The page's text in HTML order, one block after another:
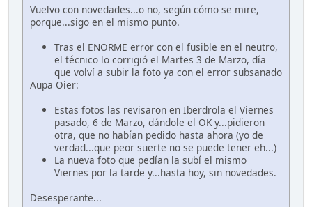
Vuelvo con novedades...o no, según cómo se mire,
porque...sigo en el mismo punto.
Tras el ENORME error con el fusible en el neutro,
el técnico lo corrigió el Martes 3 de Marzo, día
que volví a subir la foto ya con el error subsanado
Aupa Oier:
Estas fotos las revisaron en Iberdrola el Viernes
pasado, 6 de Marzo, dándole el OK y...pidieron
otra, que no habían pedido hasta ahora (yo de
verdad...que peor suerte no se puede tener eh...)
La nueva foto que pedían la subí el mismo
Viernes por la tarde y...hasta hoy, sin novedades.
Desesperante...